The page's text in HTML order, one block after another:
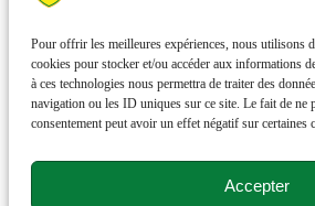
Pour offrir les meilleures expériences, nous utilisons
cookies pour stocker et/ou accéder aux informations
à ces technologies nous permettra de traiter des
navigation ou les ID uniques sur ce site. Le fait de ne
consentement peut avoir un effet négatif sur certaines
Accepter
nouvelles de votre commune.